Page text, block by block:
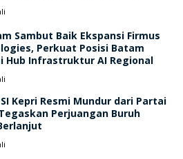
Sambut Baik Ekspansi Firmus
Perkuat Posisi Batam
Hub Infrastruktur AI Regional
Kepri Resmi Mundur dari Partai
Perjuangan Buruh